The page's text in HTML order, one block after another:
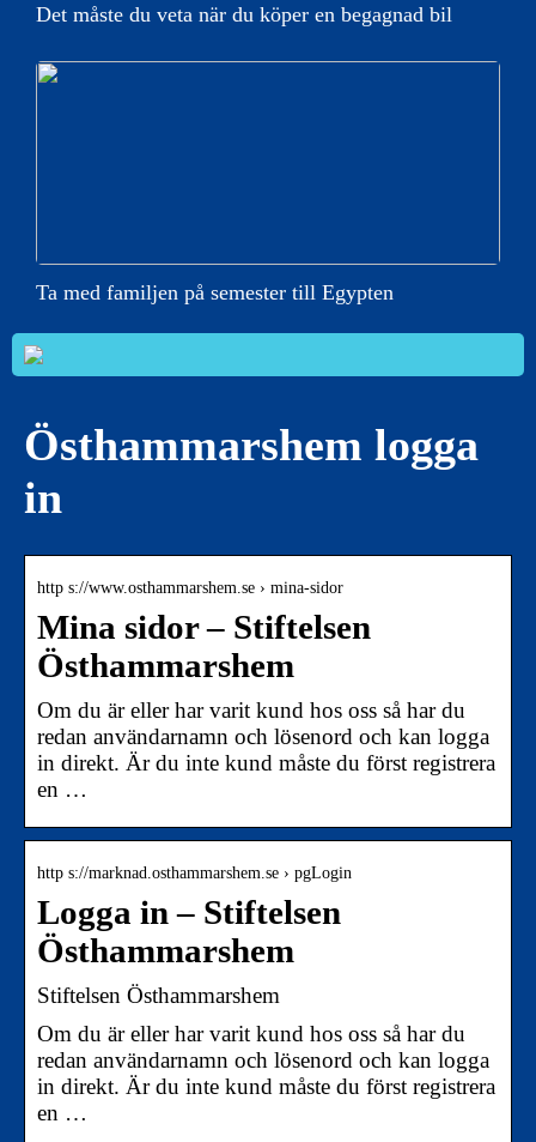
Det måste du veta när du köper en begagnad bil
Ta med familjen på semester till Egypten
Östhammarshem logga
in
http s://www.osthammarshem.se › mina-sidor
Mina sidor – Stiftelsen
Östhammarshem
Om du är eller har varit kund hos oss så har du
redan användarnamn och lösenord och kan logga
in direkt. Är du inte kund måste du först registrera
en …
http s://marknad.osthammarshem.se › pgLogin
Logga in – Stiftelsen
Östhammarshem
Stiftelsen Östhammarshem
Om du är eller har varit kund hos oss så har du
redan användarnamn och lösenord och kan logga
in direkt. Är du inte kund måste du först registrera
en …